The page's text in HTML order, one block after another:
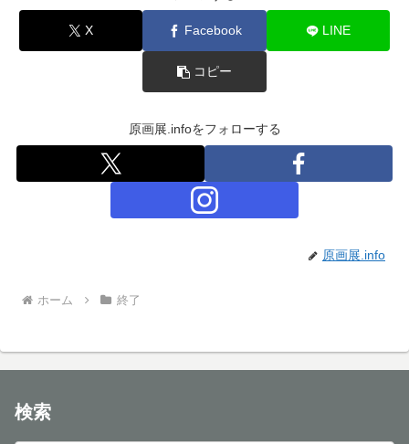
X Facebook LINE
コピー
原画展.infoをフォローする
原画展.info
ホーム 終了
検索